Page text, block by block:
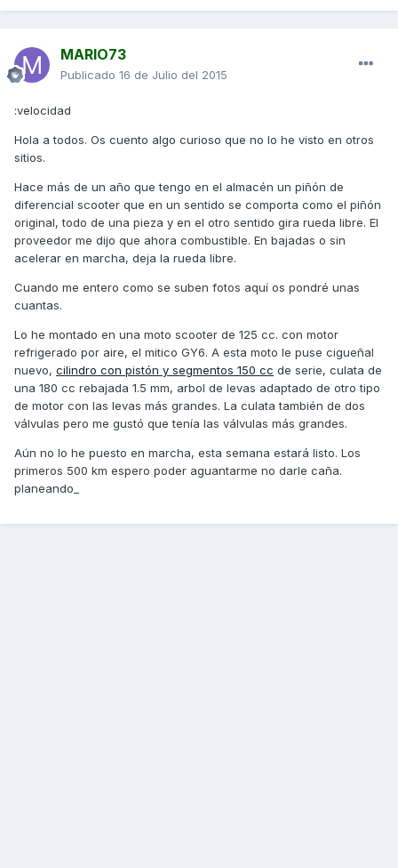
MARIO73
Publicado 16 de Julio del 2015
:velocidad
Hola a todos. Os cuento algo curioso que no lo he visto en otros
sitios.
Hace más de un año que tengo en el almacén un piñón de
diferencial scooter que en un sentido se comporta como el piñón
original, todo de una pieza y en el otro sentido gira rueda libre. El
proveedor me dijo que ahora combustible. En bajadas o sin
acelerar en marcha, deja la rueda libre.
Cuando me entero como se suben fotos aquí os pondré unas
cuantas.
Lo he montado en una moto scooter de 125 cc. con motor
refrigerado por aire, el mitico GY6. A esta moto le puse cigueñal
nuevo, cilindro con pistón y segmentos 150 cc de serie, culata de
una 180 cc rebajada 1.5 mm, arbol de levas adaptado de otro tipo
de motor con las levas más grandes. La culata también de dos
válvulas pero me gustó que tenía las válvulas más grandes.
Aún no lo he puesto en marcha, esta semana estará listo. Los
primeros 500 km espero poder aguantarme no darle caña.
planeando_